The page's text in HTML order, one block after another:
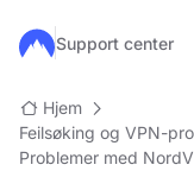
Hopp til hovedinnhold
Support center
Hjem
Feilsøking og VPN-
Problemer med